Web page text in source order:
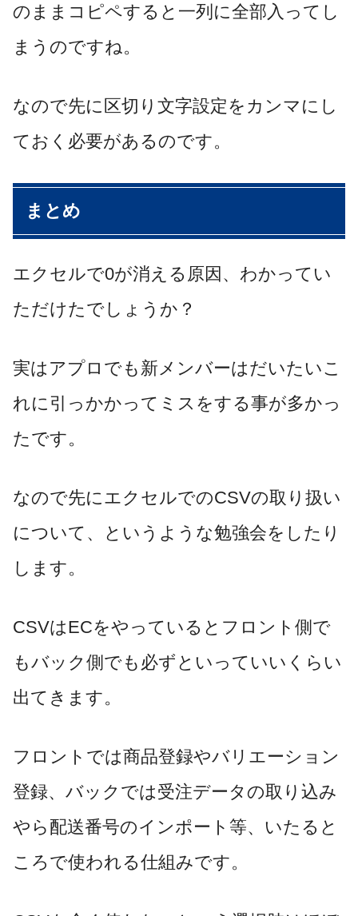
のままコピペすると一列に全部入ってし
まうのですね。
なので先に区切り文字設定をカンマにし
ておく必要があるのです。
まとめ
エクセルで0が消える原因、わかってい
ただけたでしょうか？
実はアプロでも新メンバーはだいたいこ
れに引っかかってミスをする事が多かっ
たです。
なので先にエクセルでのCSVの取り扱い
について、というような勉強会をしたり
します。
CSVはECをやっているとフロント側で
もバック側でも必ずといっていいくらい
出てきます。
フロントでは商品登録やバリエーション
登録、バックでは受注データの取り込み
やら配送番号のインポート等、いたると
ころで使われる仕組みです。